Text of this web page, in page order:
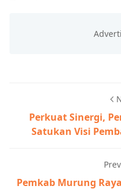
Perkuat Sinergi,
Satukan Visi
Pemkab Murung